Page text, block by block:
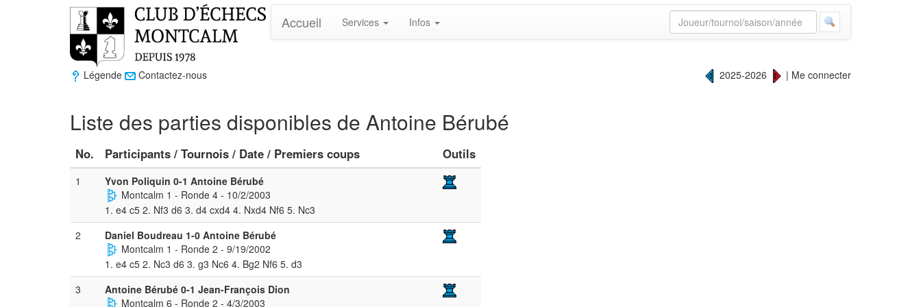
Accueil Services Infos
Légende Contactez-nous 2025-2026 | Me connecter
Liste des parties disponibles de Antoine Bérubé
No. Participants / Tournois / Date / Premiers coups Outils
1
Yvon Poliquin 0-1 Antoine Bérubé
Montcalm 1 - Ronde 4 - 10/2/2003
1. e4 c5 2. Nf3 d6 3. d4 cxd4 4. Nxd4 Nf6 5. Nc3
2
Daniel Boudreau 1-0 Antoine Bérubé
Montcalm 1 - Ronde 2 - 9/19/2002
1. e4 c5 2. Nc3 d6 3. g3 Nc6 4. Bg2 Nf6 5. d3
3
Antoine Bérubé 0-1 Jean-François Dion
Montcalm 6 - Ronde 2 - 4/3/2003